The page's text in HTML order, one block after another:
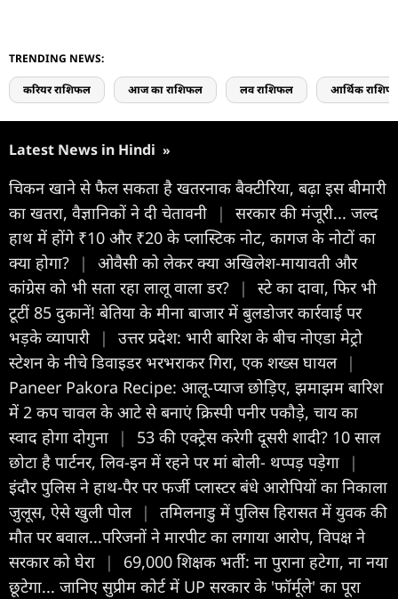
TRENDING NEWS:
करियर राशिफल आज का राशिफल लव राशिफल आर्थिक
Latest News in Hindi »
चिकन खाने से फैल सकता है खतरनाक बैक्टीरिया, बढ़ा इस बीमारी
का खतरा, वैज्ञानिकों ने दी चेतावनी
|
सरकार की मंजूरी... जल्द
हाथ में होंगे ₹10 और ₹20 के प्लास्टिक नोट, कागज के नोटों का
क्या होगा?
|
ओवैसी को लेकर क्या अखिलेश-मायावती और
कांग्रेस को भी सता रहा लालू वाला डर?
|
स्टे का दावा, फिर भी
टूटीं 85 दुकानें! बेतिया के मीना बाजार में बुलडोजर कार्रवाई पर
भड़के व्यापारी
|
उत्तर प्रदेश: भारी बारिश के बीच नोएडा मेट्रो
स्टेशन के नीचे डिवाइडर भरभराकर गिरा, एक शख्स घायल |
Paneer Pakora Recipe: आलू-प्याज छोड़िए, झमाझम बारिश
में 2 कप चावल के आटे से बनाएं क्रिस्पी पनीर पकौड़े, चाय का
स्वाद होगा दोगुना
|
53 की एक्ट्रेस करेगी दूसरी शादी? 10 साल
छोटा है पार्टनर, लिव-इन में रहने पर मां बोली- थप्पड़ पड़ेगा
|
इंदौर पुल‍िस ने हाथ-पैर पर फर्जी प्लास्टर बंधे आरोपियों का न‍िकाला
जुलूस, ऐसे खुली पोल |
तमिलनाडु में पुलिस हिरासत में युवक की
मौत पर बवाल...परिजनों ने मारपीट का लगाया आरोप, विपक्ष ने
सरकार को घेरा
|
69,000 शिक्षक भर्ती: ना पुराना हटेगा, ना नया
छूटेगा... जानिए सुप्रीम कोर्ट में UP सरकार के 'फॉर्मूले' का पूरा